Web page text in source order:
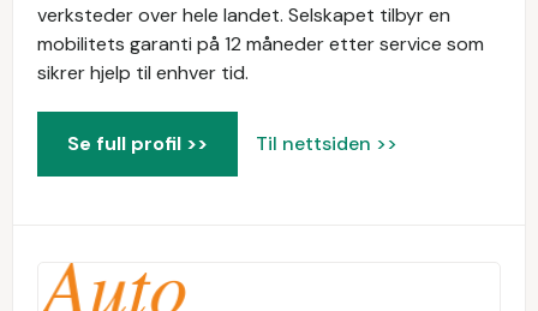
verksteder over hele landet. Selskapet tilbyr en
mobilitets garanti på 12 måneder etter service som
sikrer hjelp til enhver tid.
Se full profil >> Til nettsiden >>